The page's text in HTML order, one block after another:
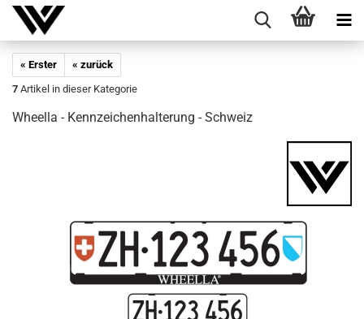
« Erster
« zurück
7 Artikel in dieser Kategorie
Wheel­la - Kenn­zei­chen­hal­te­rung - Schweiz